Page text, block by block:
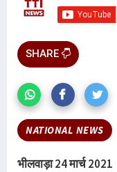
SHARE
NATIONAL NEWS
भीलवाड़ा 24 मार्च 2021